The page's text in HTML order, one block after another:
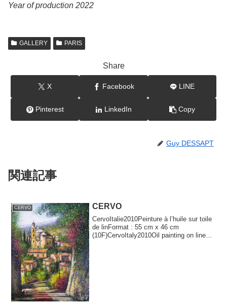
Year of production 2022
GALLERY PARIS
Share
X Facebook LINE
Pinterest LinkedIn Copy
Guy DESSAPT
関連記事
CERVO CERVO
CervoItalie2010Peinture à l’huile sur toile
de linFormat : 55 cm x 46 cm
(10F)CervoItaly2010Oil painting on linen